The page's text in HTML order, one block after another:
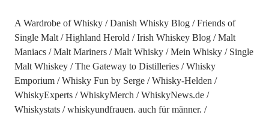
A Wardrobe of Whisky Danish Whisky Blog
Friends of
Single Malt
Highland Herold Irish Whiskey Blog
Malt
Maniacs
Malt Mariners Malt Whisky Mein Whisky
Single
Malt Whiskey
The Gateway to Distilleries
Whisky
Emporium
Whisky Fun by Serge
Whisky-Helden
WhiskyExperts
WhiskyMerch
WhiskyNews.de
Whiskystats
whiskyundfrauen. auch für männer.